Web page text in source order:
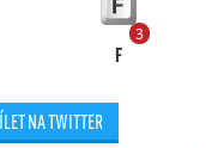
3
F
NA TWITTER